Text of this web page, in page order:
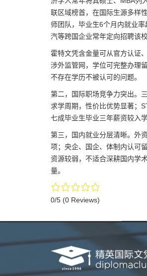
联区域榜首，在国际生源多样
师团队，毕业生6个月内就业
汽等跨国企业常年定向招聘该校
霍特文凭含金量可从官方认证
涉外监管网，学位可完整办理
不存在学历不被认可的问题。
第二，国际职场竞争力突出。
求学周期，性价比优势显著；
七成毕业生毕业三年薪资较入
第三，国内就业分层清晰。外
项；央企、国企、体制内认可
资源较弱，不适合深耕国内学
量。
0/5 (0 Reviews)